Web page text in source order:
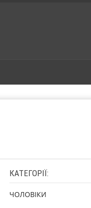
КАТЕГОРІЇ:
ЧОЛОВІКИ